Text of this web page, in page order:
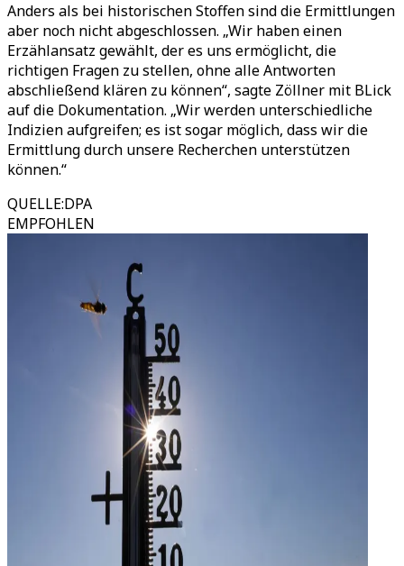
Anders als bei historischen Stoffen sind die Ermittlungen
aber noch nicht abgeschlossen. „Wir haben einen
Erzählansatz gewählt, der es uns ermöglicht, die
richtigen Fragen zu stellen, ohne alle Antworten
abschließend klären zu können“, sagte Zöllner mit BLick
auf die Dokumentation. „Wir werden unterschiedliche
Indizien aufgreifen; es ist sogar möglich, dass wir die
Ermittlung durch unsere Recherchen unterstützen
können.“
QUELLE:DPA
EMPFOHLEN